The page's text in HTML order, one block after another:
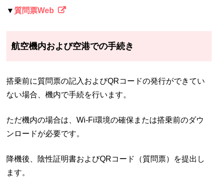
▼質問票Web
航空機内および空港での手続き
搭乗前に質問票の記入およびQRコードの発行ができてい
ない場合、機内で手続を行います。
ただ機内の場合は、Wi-Fi環境の確保または搭乗前のダウ
ンロードが必要です。
降機後、陰性証明書およびQRコード（質問票）を提出し
ます。